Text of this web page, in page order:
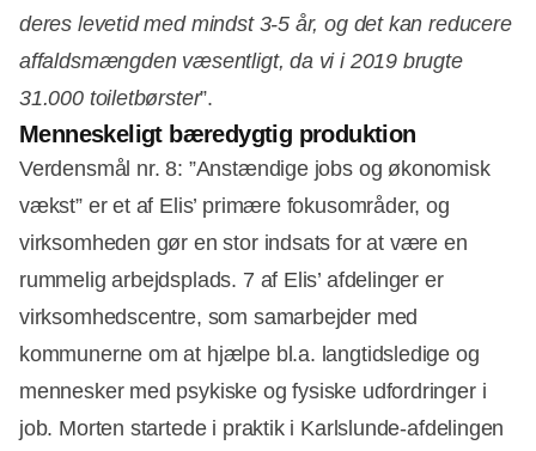
deres levetid med mindst 3-5 år, og det kan reducere
affaldsmængden væsentligt, da vi i 2019 brugte
31.000 toiletbørster”.
Menneskeligt bæredygtig produktion
Verdensmål nr. 8: ”Anstændige jobs og økonomisk
vækst” er et af Elis’ primære fokusområder, og
virksomheden gør en stor indsats for at være en
rummelig arbejdsplads. 7 af Elis’ afdelinger er
virksomhedscentre, som samarbejder med
kommunerne om at hjælpe bl.a. langtidsledige og
mennesker med psykiske og fysiske udfordringer i
job. Morten startede i praktik i Karlslunde-afdelingen